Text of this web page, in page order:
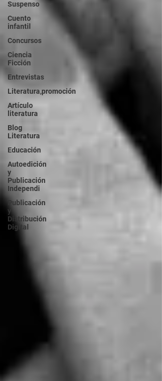
Suspenso
Cuento
infantil
Concursos
Ciencia
Ficción
Entrevistas
Literatura,promoción
Artículo
literatura
Blog
Literatura
Educación
Autoedición
y
Publicación
Independi
Publicación
y
Distribución
Digital